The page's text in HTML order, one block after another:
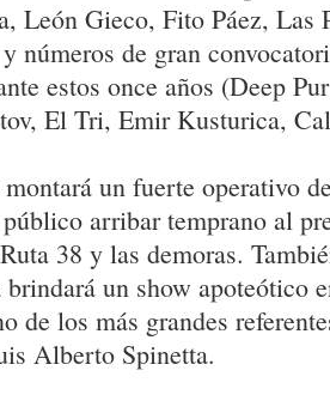
León Gieco, Fito Páez, Las
números de gran
estos once años (Deep
El Tri, Emir Kusturica,
un fuerte operativo
arribar temprano al
38 y las demoras.
un show apoteótico
de los más grandes
Alberto Spinetta.